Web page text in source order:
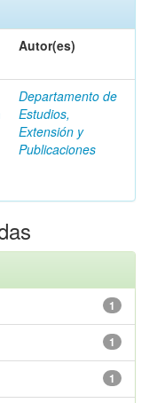
Autor(es)
Departamento de
Estudios,
Extensión y
Publicaciones
1
1
1